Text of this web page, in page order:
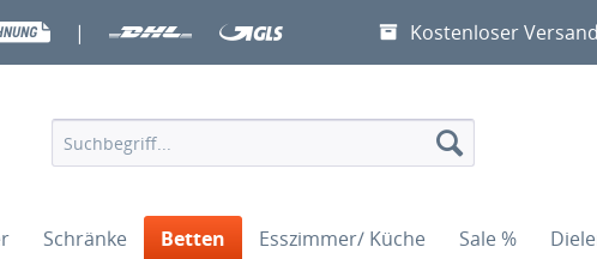
| Kostenloser Versand
Schränke Betten Esszimmer/ Küche Sale %